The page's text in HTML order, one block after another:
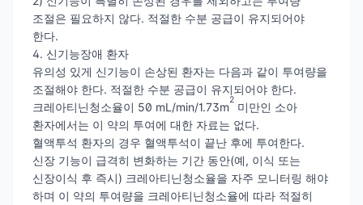
조절은 필요하지 않다. 적절한 수분 공급이 유지되어야
한다.
4. 신기능장애 환자
유의성 있게 신기능이 손상된 환자는 다음과 같이 투여량을
조절해야 한다. 적절한 수분 공급이 유지되어야 한다.
크레아티닌청소율이 50 mL/min/1.73m
2
미만인 소아
환자에서는 이 약의 투여에 대한 자료는 없다.
혈액투석 환자의 경우 혈액투석이 끝난 후에 투여한다.
신장 기능이 급격히 변화하는 기간 동안(예, 이식 또는
신장이식 후 즉시) 크레아티닌청소율을 자주 모니터링 해야
하며 이 약의 투여량을 크레아티닌청소율에 따라 적절히